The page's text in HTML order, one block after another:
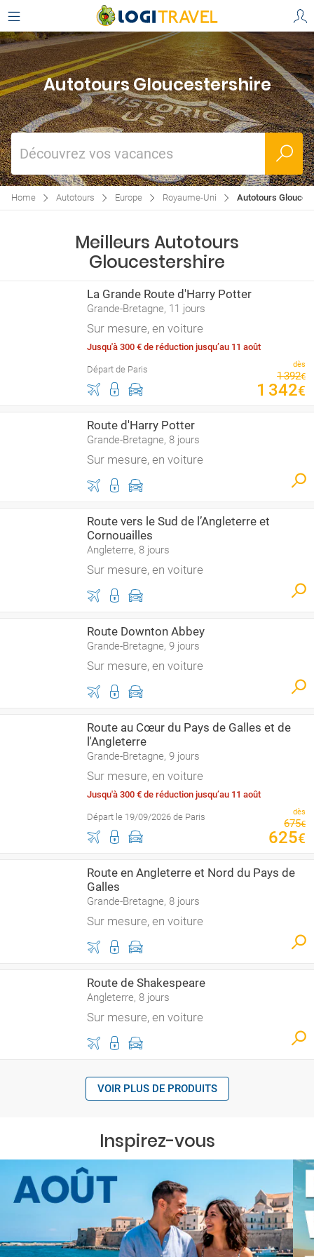
Autotours Gloucestershire
Découvrez vos vacances
Home Autotours Europe Royaume-Uni Autotours
Meilleurs Autotours
Gloucestershire
La Grande Route d'Harry Potter
Grande-Bretagne, 11 jours
Sur mesure, en voiture
Jusqu'à 300 € de réduction jusqu’au 11 août
Départ de Paris dès
1392€
1 342€
Route d'Harry Potter
Grande-Bretagne, 8 jours
Sur mesure, en voiture
Route vers le Sud de l’Angleterre et
Cornouailles
Angleterre, 8 jours
Sur mesure, en voiture
Route Downton Abbey
Grande-Bretagne, 9 jours
Sur mesure, en voiture
Route au Cœur du Pays de Galles et de
l'Angleterre
Grande-Bretagne, 9 jours
Sur mesure, en voiture
Jusqu'à 300 € de réduction jusqu’au 11 août
Départ le 19/09/2026 de Paris dès
675€
625€
Route en Angleterre et Nord du Pays de
Galles
Grande-Bretagne, 8 jours
Sur mesure, en voiture
Route de Shakespeare
Angleterre, 8 jours
Sur mesure, en voiture
VOIR PLUS DE PRODUITS
Inspirez-vous